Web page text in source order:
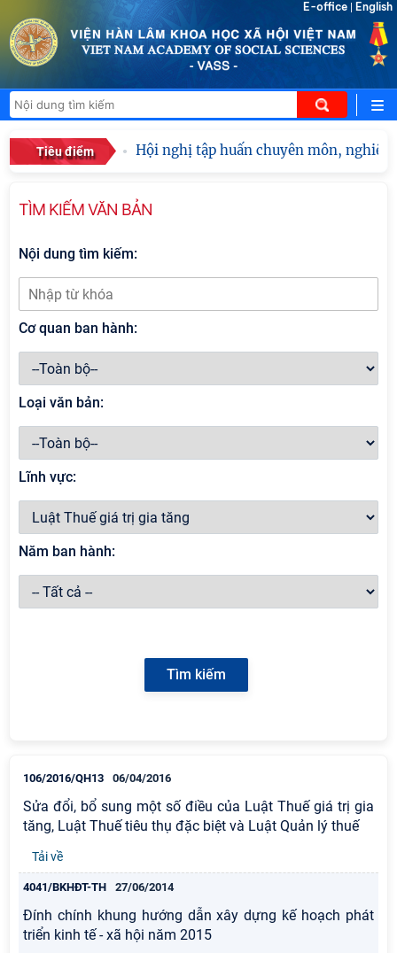
E-office English
Tiêu điểm Hội nghị tập huấn chuyên môn, nghiệp
TÌM KIẾM VĂN BẢN
Nội dung tìm kiếm:
Cơ quan ban hành:
Loại văn bản:
Lĩnh vực:
Năm ban hành:
106/2016/QH13 06/04/2016
Sửa đổi, bổ sung một số điều của Luật Thuế giá trị gia
tăng, Luật Thuế tiêu thụ đặc biệt và Luật Quản lý thuế
Tải về
4041/BKHĐT-TH 27/06/2014
Đính chính khung hướng dẫn xây dựng kế hoạch phát
triển kinh tế - xã hội năm 2015